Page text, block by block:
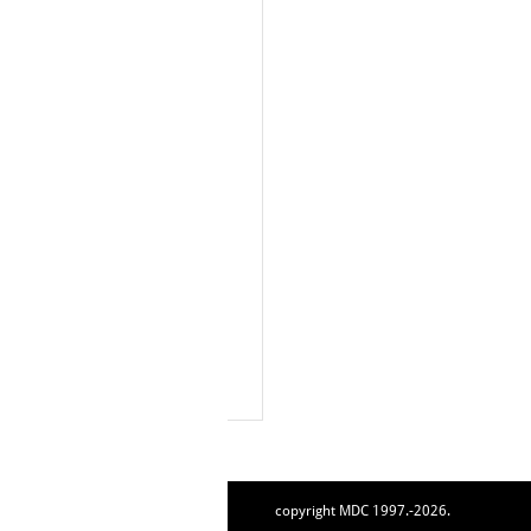
copyright MDC 1997.-2026.